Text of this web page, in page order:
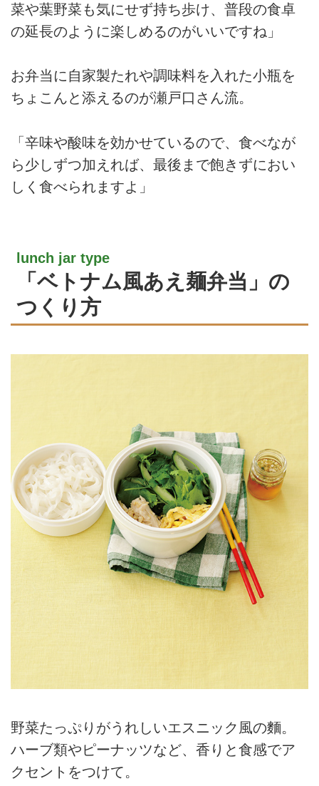
菜や葉野菜も気にせず持ち歩け、普段の食卓
の延長のように楽しめるのがいいですね」
お弁当に自家製たれや調味料を入れた小瓶を
ちょこんと添えるのが瀬戸口さん流。
「辛味や酸味を効かせているので、食べなが
ら少しずつ加えれば、最後まで飽きずにおい
しく食べられますよ」
lunch jar type
「ベトナム風あえ麺弁当」の
つくり方
野菜たっぷりがうれしいエスニック風の麵。
ハーブ類やピーナッツなど、香りと食感でア
クセントをつけて。